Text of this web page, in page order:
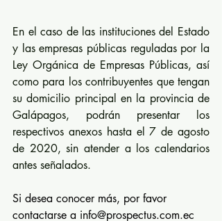
En el caso de las instituciones del Estado
y las empresas públicas reguladas por la
Ley Orgánica de Empresas Públicas, así
como para los contribuyentes que tengan
su domicilio principal en la provincia de
Galápagos, podrán presentar los
respectivos anexos hasta el 7 de agosto
de 2020, sin atender a los calendarios
antes señalados.
Si desea conocer más, por favor
contactarse a info@prospectus.com.ec